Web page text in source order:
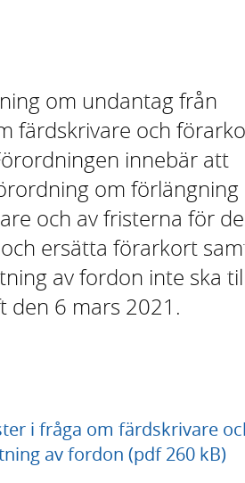
om undantag från
färdskrivare och
innebär att
om förlängning
och av fristerna för
ersätta förarkort
av fordon inte ska
den 6 mars 2021.
i fråga om färdskrivare
av fordon (pdf 260 kB)